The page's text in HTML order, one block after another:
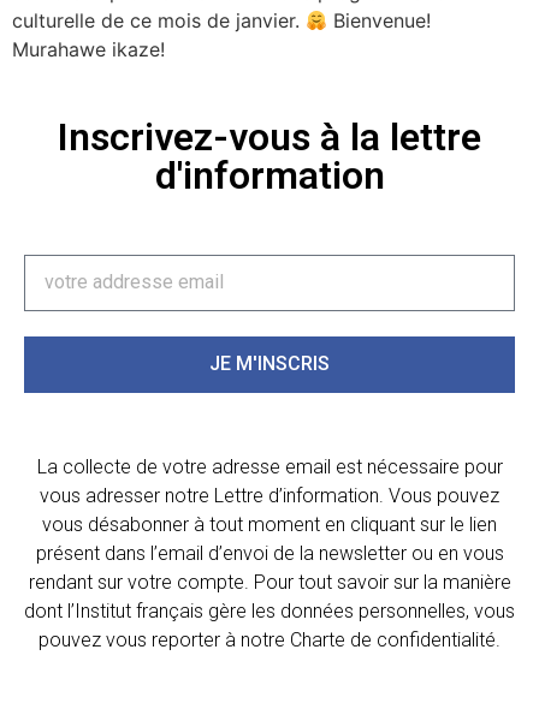
culturelle de ce mois de janvier.
Bienvenue!
Murahawe ikaze!
Inscrivez-vous à la lettre
d'information
JE M'INSCRIS
La collecte de votre adresse email est nécessaire pour
vous adresser notre Lettre d’information. Vous pouvez
vous désabonner à tout moment en cliquant sur le lien
présent dans l’email d’envoi de la newsletter ou en vous
rendant sur votre compte. Pour tout savoir sur la manière
dont l’Institut français gère les données personnelles, vous
pouvez vous reporter à notre Charte de confidentialité.